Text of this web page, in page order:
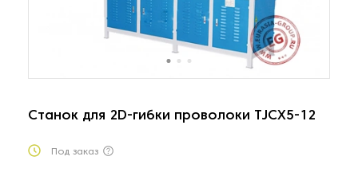
Станок для 2D-гибки проволоки TJCX5-12
Под заказ